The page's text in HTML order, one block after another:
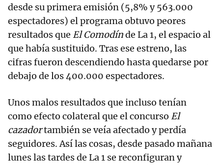
desde su primera emisión (5,8% y 563.000
espectadores) el programa obtuvo peores
resultados que El Comodínde La 1, el espacio al
que había sustituido. Tras ese estreno, las
cifras fueron descendiendo hasta quedarse por
debajo de los 400.000 espectadores.
Unos malos resultados que incluso tenían
como efecto colateral que el concurso El
cazadortambién se veía afectado y perdía
seguidores. Así las cosas, desde pasado mañana
lunes las tardes de La 1 se reconfiguran y